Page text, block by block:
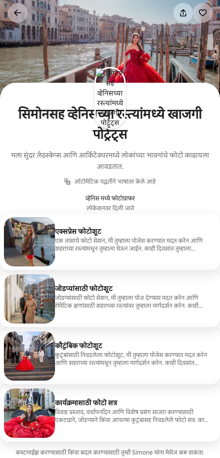
कंटेंटवर
जा
सिमोनसह व्हेनिसच्या रस्त्यांमध्ये खाजगी
पोर्ट्रेट्स
मला सुंदर लँडस्केप्स आणि आर्किटेक्चरमध्ये लोकांच्या भावनांचे फोटो काढायला
आवडतात.
ऑटोमॅटिक पद्धतीने भाषांतर केले आहे
व्हेनिस मध्ये फोटोग्राफर
लोकेशनवर दिली जाते
एक्सप्रेस फोटोशूट
एक तासाचे फोटो सेशन, मी तुम्हाला पोजेस करण्यात मदत करेन आणि
शहराच्या रस्त्यांमधून तुम्हाला घेऊन जाईन. काही दिवसांत तुम्हाला
जोडप्यांसाठी फोटोशूट
जोडप्यांसाठी फोटो सेशन, मी तुम्हाला पोज देण्यास मदत करेन आणि
रोमँटिक क्षणांसाठी शहराच्या रस्त्यांवर तुम्हाला मार्गदर्शन करेन. काही
कौटुंबिक फोटोशूट
कुटुंबांसाठी निवडलेला फोटोशूट, मी तुम्हाला पोजेस करण्यात मदत करेन
आणि शहराच्या रस्त्यांमधून तुम्हाला मार्गदर्शन करेन. काही दिवसांत
कार्यक्रमासाठी फोटो सत्र
विवाह प्रस्ताव, वर्धापनदिन आणि विशेष प्रसंग साजरा करण्यासाठी
एकट्याने, जोडप्याने किंवा आपल्या कुटुंबासह निवडलेले फोटो सत्र. काही
कस्टमाईझ करण्यासाठी किंवा बदल करण्यासाठी तुम्ही Simone यांना मेसेज करू शकता.